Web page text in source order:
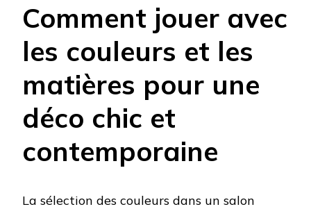
Comment jouer avec
les couleurs et les
matières pour une
déco chic et
contemporaine
La sélection des couleurs dans un salon